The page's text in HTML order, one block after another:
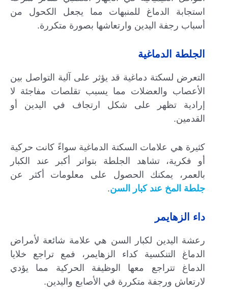
استجابة الدماغ للمنبهات مما يجعل الكحول من
أسباب رجفة اليدين وارتعاشها بصورة متكررة.
الجلطة الدماغية
التعرض لسكتة دماغية قد يؤثر على آلية التواصل بين
الأعصاب والعضلات مما يسبب تقلصات مفاجئة لا
إرادية تظهر على شكل ارتجاف في اليدين أو
القدمين.
كثيرة هي علامات السكتة الدماغية سواءً كانت حركية
أو فكرية، تشاهد الجلطة بتواتر أكبر عند الكبار
بالعمر، يمكنك الحصول على معلومات أكثر عن
جلطة المخ عند كبار السن.
داء الزهايمر
رعشة اليدين لكبار السن هي علامة شائعة لأمراض
الدماغ التنكسية كداء الزهايمر، فمع تراجع خلايا
الدماغ تتراجع معها الوظيفة الحركية مما يؤدي
لارتعاش ورجفة متكررة في الأصابع واليدين.